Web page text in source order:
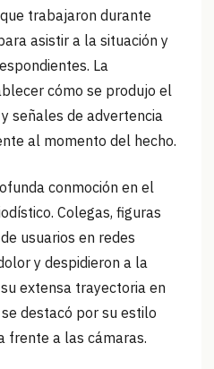
trabajaron durante
asistir a la situación y
La
cómo se produjo el
señales de advertencia
al momento del hecho.
conmoción en el
Colegas, figuras
usuarios en redes
y despidieron a la
extensa trayectoria en
destacó por su estilo
frente a las cámaras.